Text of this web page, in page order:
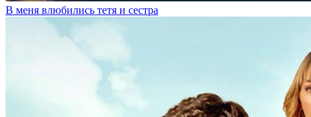
В меня влюбились тетя и сестра